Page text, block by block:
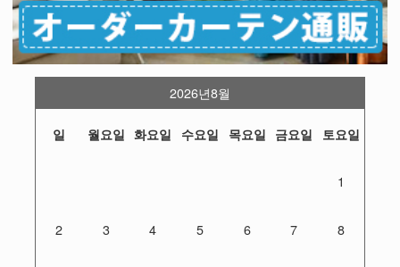
2026년8월
일 월요일 화요일 수요일 목요일 금요일 토요일
1
2 3 4 5 6 7 8